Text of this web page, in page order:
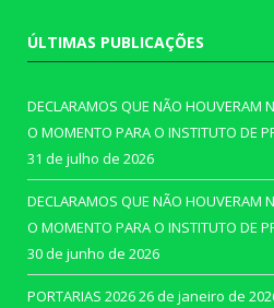
ÚLTIMAS PUBLICAÇÕES
DECLARAMOS QUE NÃO HOUVERAM
O MOMENTO PARA O INSTITUTO DE
31 de julho de 2026
DECLARAMOS QUE NÃO HOUVERAM
O MOMENTO PARA O INSTITUTO DE
30 de junho de 2026
PORTARIAS 202626 de janeiro de